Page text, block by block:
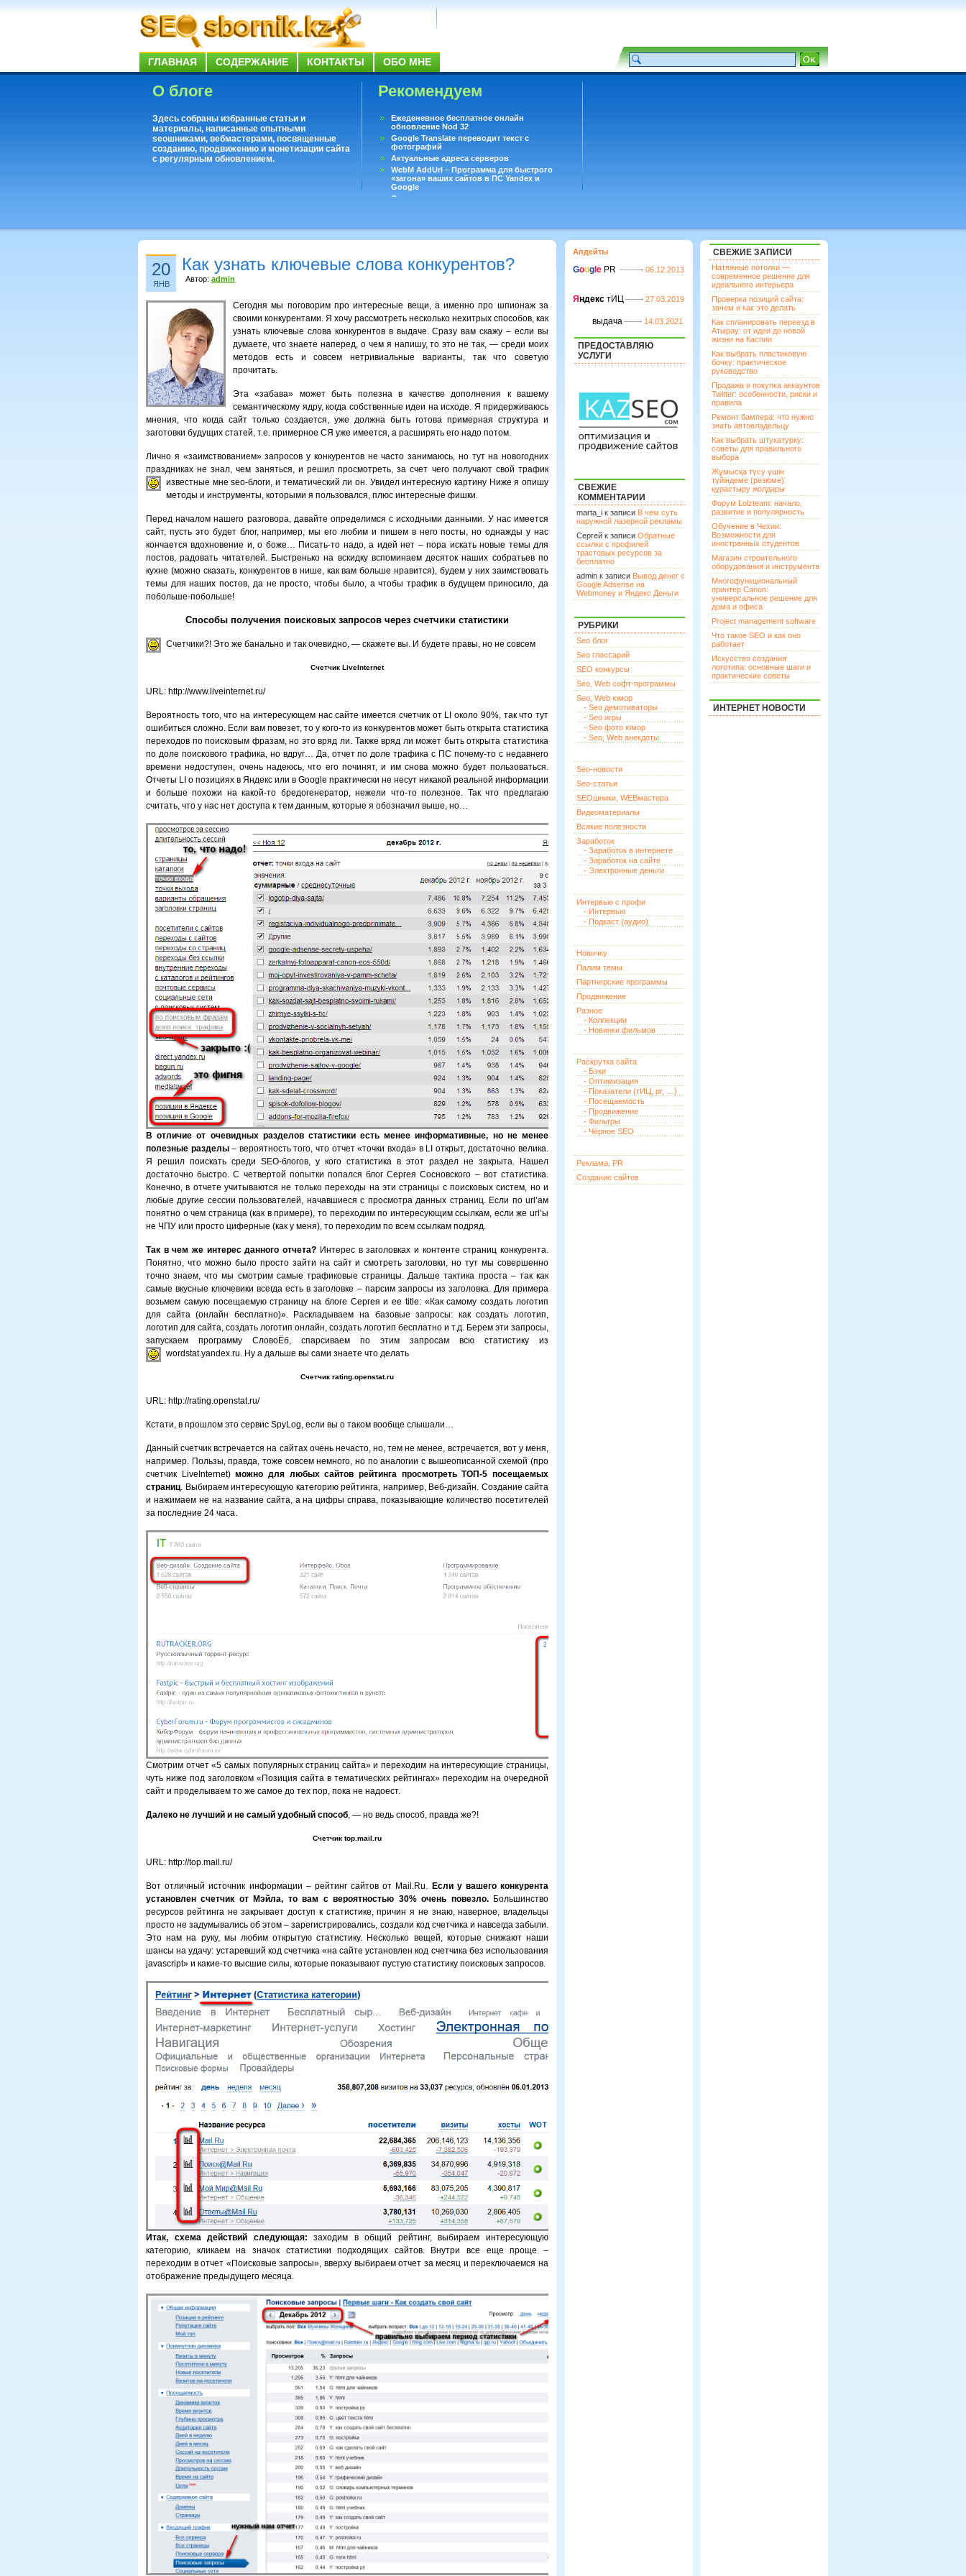
ГЛАВНАЯ СОДЕРЖАНИЕ КОНТАКТЫ ОБО МНЕ
О блоге
Здесь собраны избранные статьи и
материалы, написанные опытными
seoшниками, вебмастерами, посвященные
созданию, продвижению и монетизации сайта
с регулярным обновлением.
Рекомендуем
Ежеденевное бесплатное онлайн
обновление Nod 32
Google Translate переводит текст с
фотографий
Актуальные адреса серверов
WebM AddUrl – Программа для быстрого
«загона» ваших сайтов в ПС Yandex и
Google
Существует вопросы, на которые не может
20
ЯНВ
Как узнать ключевые слова конкурентов?
Автор: admin
Сегодня мы поговорим про интересные вещи, а именно про шпионаж за
своими конкурентами. Я хочу рассмотреть несколько нехитрых способов, как
узнать ключевые слова конкурентов в выдаче. Сразу вам скажу – если вы
думаете, что знаете наперед, о чем я напишу, то это не так, — среди моих
методов есть и совсем нетривиальные варианты, так что советую
прочитать.
Эта «забава» может быть полезна в качестве дополнения к вашему
семантическому ядру, когда собственные идеи на исходе. Я придерживаюсь
мнения, что когда сайт только создается, уже должна быть готова примерная структура и
заготовки будущих статей, т.е. примерное СЯ уже имеется, а расширять его надо потом.
Лично я «заимствованием» запросов у конкурентов не часто занимаюсь, но тут на новогодних
праздниках не знал, чем заняться, и решил просмотреть, за счет чего получают свой трафик
известные мне seo-блоги, и тематический ли он. Увидел интересную картину Ниже я опишу
методы и инструменты, которыми я пользовался, плюс интересные фишки.
Перед началом нашего разговора, давайте определимся с исходными данными. У нас имеется
сайт, пусть это будет блог, например, мы его любим и пишем в него посты, но однажды у нас
кончается вдохновение и, о боже… Писать-то надо, а идей нет – пора искать новые темы для
постов, радовать читателей. Быстренько на вскидку вспоминаем десяток наших собратьев по
кухне (можно сказать, конкурентов в нише, как вам больше нравится), будем у них заимствовать
темы для наших постов, да не просто, чтобы было, а чтобы трафик в будущем приносило, да
побольше-побольше!
Способы получения поисковых запросов через счетчики статистики
Счетчики?! Это же банально и так очевидно, — скажете вы. И будете правы, но не совсем
Счетчик LiveInternet
URL: http://www.liveinternet.ru/
Вероятность того, что на интересующем нас сайте имеется счетчик от LI около 90%, так что тут
ошибиться сложно. Если вам повезет, то у кого-то из конкурентов может быть открыта статистика
переходов по поисковым фразам, но это вряд ли. Также вряд ли может быть открыта статистика
по доле поискового трафика, но вдруг… Да, отчет по доле трафика с ПС почему-то с недавнего
времени недоступен, очень надеюсь, что его починят, и им снова можно будет пользоваться.
Отчеты LI о позициях в Яндекс или в Google практически не несут никакой реальной информации
и больше похожи на какой-то бредогенератор, нежели что-то полезное. Так что предлагаю
считать, что у нас нет доступа к тем данным, которые я обозначил выше, но…
В отличие от очевидных разделов статистики есть менее информативные, но не менее
полезные разделы– вероятность того, что отчет «точки входа» в LI открыт, достаточно велика.
Я решил поискать среди SEO-блогов, у кого статистика в этот раздел не закрыта. Нашел
достаточно быстро. С четвертой попытки попался блог Сергея Сосновского – вот статистика.
Конечно, в отчете учитываются не только переходы на эти страницы с поисковых систем, но и
любые другие сессии пользователей, начавшиеся с просмотра данных страниц. Если по url’ам
понятно о чем страница (как в примере), то переходим по интересующим ссылкам, если же url’ы
не ЧПУ или просто циферные (как у меня), то переходим по всем ссылкам подряд.
Так в чем же интерес данного отчета? Интерес в заголовках и контенте страниц конкурента.
Понятно, что можно было просто зайти на сайт и смотреть заголовки, но тут мы совершенно
точно знаем, что мы смотрим самые трафиковые страницы. Дальше тактика проста – так как
самые вкусные ключевики всегда есть в заголовке – парсим запросы из заголовка. Для примера
возьмем самую посещаемую страницу на блоге Сергея и ее title: «Как самому создать логотип
для сайта (онлайн бесплатно)». Раскладываем на базовые запросы: как создать логотип,
логотип для сайта, создать логотип онлайн, создать логотип бесплатно и т.д. Берем эти запросы,
запускаем программу СловоЁб, спарсиваем по этим запросам всю статистику из
wordstat.yandex.ru. Ну а дальше вы сами знаете что делать
Счетчик rating.openstat.ru
URL: http://rating.openstat.ru/
Кстати, в прошлом это сервис SpyLog, если вы о таком вообще слышали…
Данный счетчик встречается на сайтах очень нечасто, но, тем не менее, встречается, вот у меня,
например. Пользы, правда, тоже совсем немного, но по аналогии с вышеописанной схемой (про
счетчик LiveInternet)можно для любых сайтов рейтинга просмотреть ТОП-5 посещаемых
страниц. Выбираем интересующую категорию рейтинга, например, Веб-дизайн. Создание сайта
и нажимаем не на название сайта, а на цифры справа, показывающие количество посетителей
за последние 24 часа.
Смотрим отчет «5 самых популярных страниц сайта» и переходим на интересующие страницы,
чуть ниже под заголовком «Позиция сайта в тематических рейтингах» переходим на очередной
сайт и проделываем то же самое до тех пор, пока не надоест.
Далеко не лучший и не самый удобный способ, — но ведь способ, правда же?!
Счетчик top.mail.ru
URL: http://top.mail.ru/
Вот отличный источник информации – рейтинг сайтов от Mail.Ru. Если у вашего конкурента
установлен счетчик от Мэйла, то вам с вероятностью 30% очень повезло.Большинство
ресурсов рейтинга не закрывает доступ к статистике, причин я не знаю, наверное, владельцы
просто не задумывались об этом – зарегистрировались, создали код счетчика и навсегда забыли.
Это нам на руку, мы любим открытую статистику. Несколько вещей, которые снижают наши
шансы на удачу: устаревший код счетчика «на сайте установлен код счетчика без использования
javascript» и какие-то высшие силы, которые показывают пустую статистику поисковых запросов.
Итак, схема действий следующая: заходим в общий рейтинг, выбираем интересующую
категорию, кликаем на значок статистики подходящих сайтов. Внутри все еще проще –
переходим в отчет «Поисковые запросы», вверху выбираем отчет за месяц и переключаемся на
отображение предыдущего месяца.
Апдейты
Goog le PR 06.12.2013
Я ндекс тИЦ 27.03.2019
выдача 14.03.2021
ПРЕДОСТАВЛЯЮ
УСЛУГИ
СВЕЖИЕ
КОММЕНТАРИИ
marta_i к записи В чем суть
наружной лазерной рекламы
Сергей к записи Обратные
ссылки с профилей
трастовых ресурсов за
бесплатно
admin к записи Вывод денег с
Google Adsense на
Webmoney и Яндекс Деньги
РУБРИКИ
Seo блог
Seo глоссарий
SEO конкурсы
Seo, Web софт-программы
Seo, Web юмор
- Seo демотиваторы
- Seo игры
- Seo фото юмор
- Seo, Web анекдоты
Seo-новости
Seo-статьи
SEOшники, WEBмастера
Видеоматериалы
Всякие полезности
Заработок
- Заработок в интернете
- Заработок на сайте
- Электронные деньги
Интервью с профи
- Интервью
- Подкаст (аудио)
Новичку
Палим темы
Партнерские программы
Продвижение
Разное
- Коллекции
- Новинки фильмов
Раскрутка сайта
- Бэки
- Оптимизация
- Показатели (тИЦ, pr, …)
- Посещаемость
- Продвижение
- Фильтры
- Чёрное SEO
Реклама, PR
Создание сайтов
СВЕЖИЕ ЗАПИСИ
Натяжные потолки —
современное решение для
идеального интерьера
Проверка позиций сайта:
зачем и как это делать
Как спланировать переезд в
Атырау: от идеи до новой
жизни на Каспии
Как выбрать пластиковую
бочку: практическое
руководство
Продажа и покупка аккаунтов
Twitter: особенности, риски и
правила
Ремонт бампера: что нужно
знать автовладельцу
Как выбрать штукатурку:
советы для правильного
выбора
Жұмысқа түсу үшін
түйіндеме (резюме)
құрастыру жолдары
Форум Lolzteam: начало,
развитие и популярность
Обучение в Чехии:
Возможности для
иностранных студентов
Магазин строительного
оборудования и инструмента
Многофункциональный
принтер Canon:
универсальное решение для
дома и офиса
Project management software
Что такое SEO и как оно
работает
Искусство создания
логотипа: основные шаги и
практические советы
ИНТЕРНЕТ НОВОСТИ